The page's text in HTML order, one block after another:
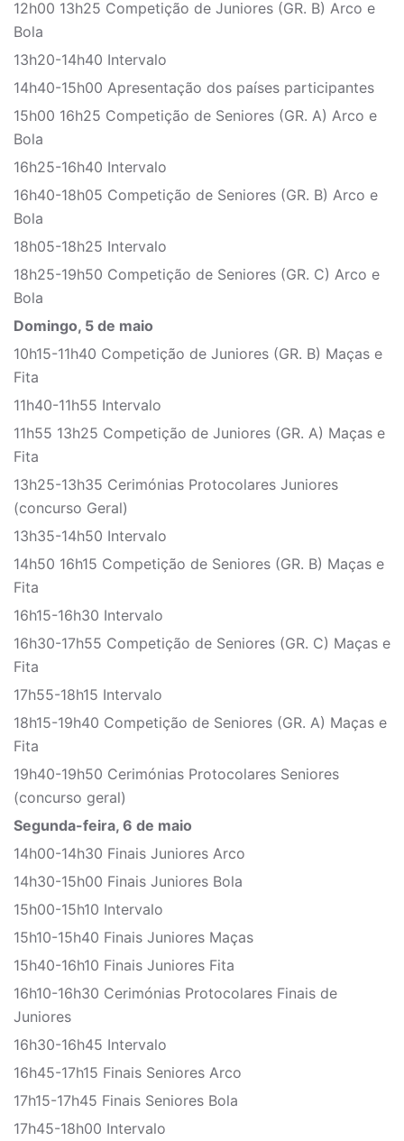
12h00 13h25 Competição de Juniores (GR. B) Arco e
Bola
13h20-14h40 Intervalo
14h40-15h00 Apresentação dos países participantes
15h00 16h25 Competição de Seniores (GR. A) Arco e
Bola
16h25-16h40 Intervalo
16h40-18h05 Competição de Seniores (GR. B) Arco e
Bola
18h05-18h25 Intervalo
18h25-19h50 Competição de Seniores (GR. C) Arco e
Bola
Domingo, 5 de maio
10h15-11h40 Competição de Juniores (GR. B) Maças e
Fita
11h40-11h55 Intervalo
11h55 13h25 Competição de Juniores (GR. A) Maças e
Fita
13h25-13h35 Cerimónias Protocolares Juniores
(concurso Geral)
13h35-14h50 Intervalo
14h50 16h15 Competição de Seniores (GR. B) Maças e
Fita
16h15-16h30 Intervalo
16h30-17h55 Competição de Seniores (GR. C) Maças e
Fita
17h55-18h15 Intervalo
18h15-19h40 Competição de Seniores (GR. A) Maças e
Fita
19h40-19h50 Cerimónias Protocolares Seniores
(concurso geral)
Segunda-feira, 6 de maio
14h00-14h30 Finais Juniores Arco
14h30-15h00 Finais Juniores Bola
15h00-15h10 Intervalo
15h10-15h40 Finais Juniores Maças
15h40-16h10 Finais Juniores Fita
16h10-16h30 Cerimónias Protocolares Finais de
Juniores
16h30-16h45 Intervalo
16h45-17h15 Finais Seniores Arco
17h15-17h45 Finais Seniores Bola
17h45-18h00 Intervalo